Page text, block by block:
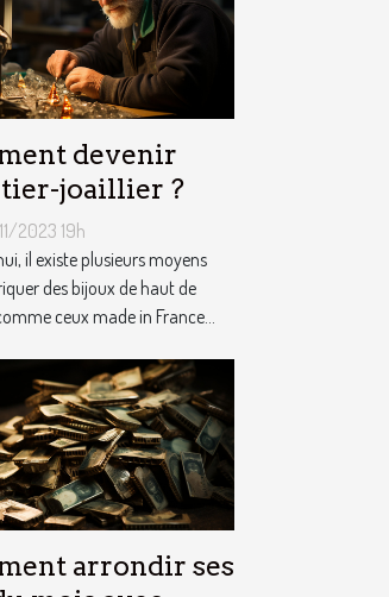
devenir
joaillier ?
2023 19h
il existe plusieurs moyens
des bijoux de haut de
ceux made in France...
arrondir ses